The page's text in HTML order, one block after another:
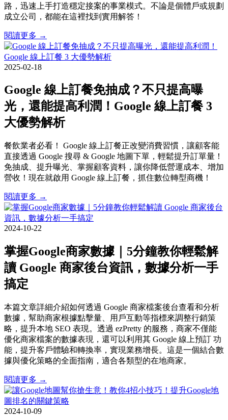
路，迅速上手打造穩定接案的事業模式。不論是個體戶或規劃
成立公司，都能在這裡找到實用解答！
閱讀更多 →
2025-02-18
Google 線上訂餐免抽成？不只提高曝
光，還能提高利潤！Google 線上訂餐 3
大優勢解析
餐飲業者必看！ Google 線上訂餐正改變消費習慣，讓顧客能
直接透過 Google 搜尋 & Google 地圖下單，輕鬆提升訂單量！
免抽成、提升曝光、掌握顧客資料，讓你降低營運成本、增加
營收！現在就啟用 Google 線上訂餐，抓住數位轉型商機！
閱讀更多 →
2024-10-22
掌握Google商家數據｜5分鐘教你輕鬆解
讀 Google 商家後台資訊，數據分析一手
搞定
本篇文章詳細介紹如何透過 Google 商家檔案後台查看和分析
數據，幫助商家根據點擊量、用戶互動等指標來調整行銷策
略，提升本地 SEO 表現。透過 ezPretty 的服務，商家不僅能
優化商家檔案的數據表現，還可以利用其 Google 線上預訂 功
能，提升客戶體驗和轉換率，實現業務增長。這是一個結合數
據與優化策略的全面指南，適合各類型的在地商家。
閱讀更多 →
2024-10-09